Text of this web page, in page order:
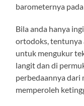
barometernya
Bila anda hanya
ortodoks, tentunya
untuk mengukur
langit dan di
perbedaannya dari
memperoleh